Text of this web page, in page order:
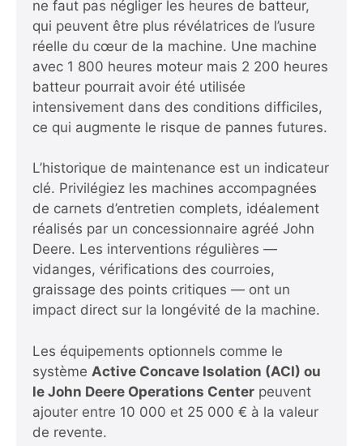
ne faut pas négliger les heures de batteur,
qui peuvent être plus révélatrices de l’usure
réelle du cœur de la machine. Une machine
avec 1 800 heures moteur mais 2 200 heures
batteur pourrait avoir été utilisée
intensivement dans des conditions difficiles,
ce qui augmente le risque de pannes futures.
L’historique de maintenance est un indicateur
clé. Privilégiez les machines accompagnées
de carnets d’entretien complets, idéalement
réalisés par un concessionnaire agréé John
Deere. Les interventions régulières —
vidanges, vérifications des courroies,
graissage des points critiques — ont un
impact direct sur la longévité de la machine.
Les équipements optionnels comme le
système Active Concave Isolation (ACI) ou
le John Deere Operations Center peuvent
ajouter entre 10 000 et 25 000 € à la valeur
de revente.